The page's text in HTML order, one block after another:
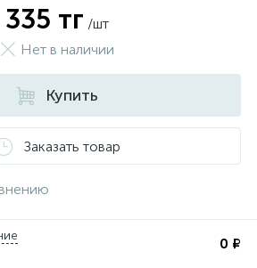
335 тг /шт
Нет в наличии
Купить
Заказать товар
0 ₽